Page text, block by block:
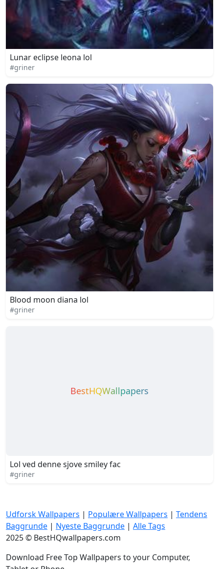
Lunar eclipse leona lol
#griner
Blood moon diana lol
#griner
Lol ved denne sjove smiley fac
#griner
Udforsk Wallpapers | Populære Wallpapers | Tendens
Baggrunde | Nyeste Baggrunde | Alle Tags
2025 © BestHQwallpapers.com
Download Free Top Wallpapers to your Computer,